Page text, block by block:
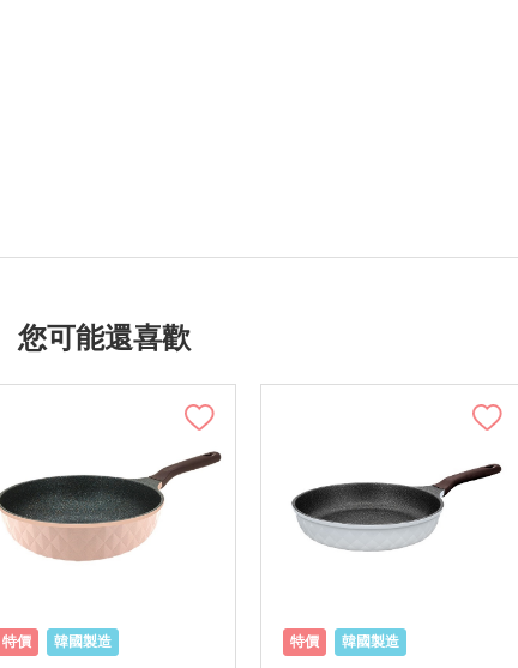
您可能還喜歡
特價 韓國製造 特價 韓國製造